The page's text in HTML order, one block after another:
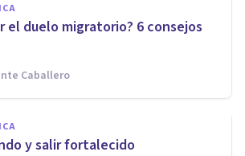
el duelo migratorio? 6 consejos
Caballero
y salir fortalecido